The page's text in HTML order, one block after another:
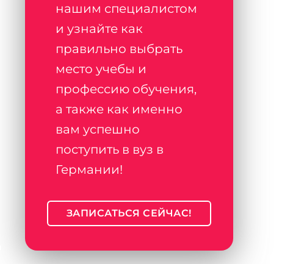
нашим специалистом
и узнайте как
правильно выбрать
место учебы и
профессию обучения,
а также как именно
вам успешно
поступить в вуз в
Германии!
ЗАПИСАТЬСЯ СЕЙЧАС!